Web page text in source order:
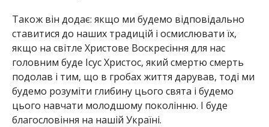
Також він додає: якщо ми будемо відповідально
ставитися до наших традицій і осмислювати їх,
якщо на світле Христове Воскресіння для нас
головним буде Ісус Христос, який смертю смерть
подолав і тим, що в гробах життя дарував, тоді ми
будемо розуміти глибину цього свята і будемо
цього навчати молодшому поколінню. І буде
благословіння на нашій Україні.